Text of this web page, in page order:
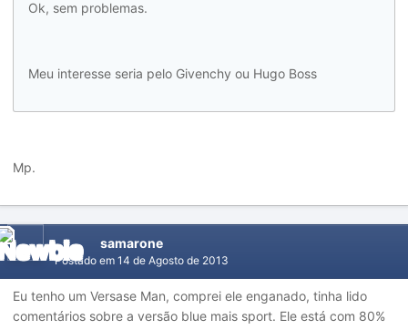
Ok, sem problemas.
Meu interesse seria pelo Givenchy ou Hugo Boss
Mp.
samarone
Postado em 14 de Agosto de 2013
Eu tenho um Versase Man, comprei ele enganado, tinha lido
comentários sobre a versão blue mais sport. Ele está com 80%